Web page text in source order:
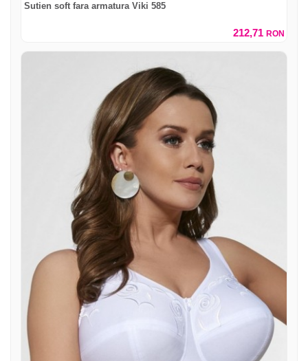
Sutien soft fara armatura Viki 585
212,71 RON